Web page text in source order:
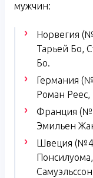
мужчин:
Норвегия
Тарьей Бо,
Бо.
Германия
Роман
Франция
Эмильен
Швеция